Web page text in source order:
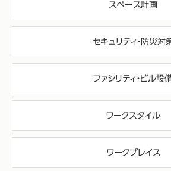
スペース計画
セキュリティ・防災対
ファシリティ・ビル設
ワークスタイル
ワークプレイス